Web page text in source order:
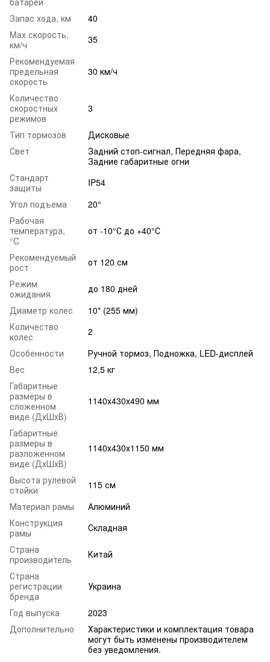
Запас хода, км
40
Max скорость,
км/ч
35
Рекомендуемая
предельная
скорость
30 км/ч
Количество
скоростных
режимов
3
Тип тормозов
Дисковые
Свет
Задний стоп-сигнал, Передняя фара,
Задние габаритные огни
Стандарт
защиты
IP54
Угол подъема
20°
Рабочая
температура,
°C
от -10°С до +40°С
Рекомендуемый
рост
от 120 см
Режим
ожидания
до 180 дней
Диаметр колес
10" (255 мм)
Количество
колес
2
Особенности
Ручной тормоз, Подножка, LED-дисплей
Вес
12,5 кг
Габаритные
размеры в
сложенном
виде (ДхШхВ)
1140х430х490 мм
Габаритные
размеры в
разложенном
виде (ДхШхВ)
1140х430х1150 мм
Высота рулевой
стойки
115 см
Материал рамы
Алюминий
Конструкция
рамы
Складная
Страна
производитель
Китай
Страна
регистрации
бренда
Украина
Год выпуска
2023
Дополнительно
Характеристики и комплектация товара
могут быть изменены производителем
без уведомления.